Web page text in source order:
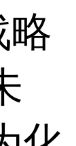
略